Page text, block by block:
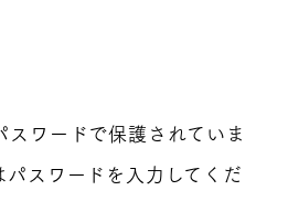
ワードで保護されていま
スワードを入力してくだ